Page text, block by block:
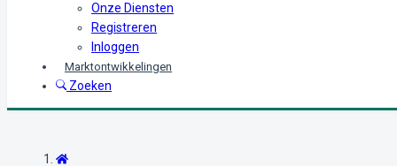
Onze Diensten
Registreren
Inloggen
Marktontwikkelingen
Zoeken